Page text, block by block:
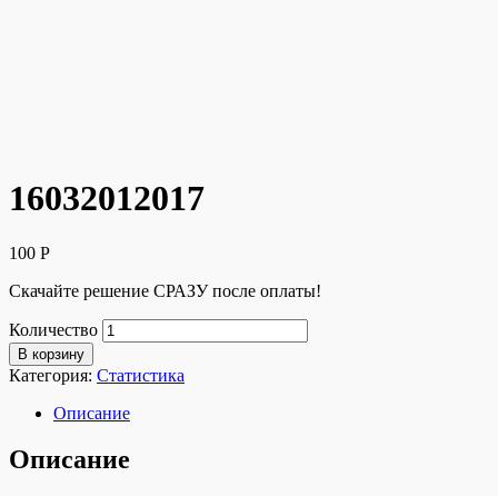
16032012017
100 Р
Скачайте решение СРАЗУ после оплаты!
Количество
В корзину
Категория: Статистика
Описание
Описание